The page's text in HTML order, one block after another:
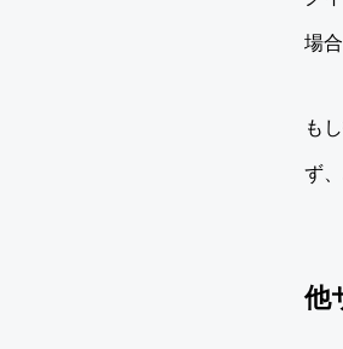
場
も
ず
他